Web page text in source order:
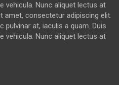
vehicula. Nunc aliquet lectus at
amet, consectetur adipiscing elit.
pulvinar at, iaculis a quam. Duis
vehicula. Nunc aliquet lectus at